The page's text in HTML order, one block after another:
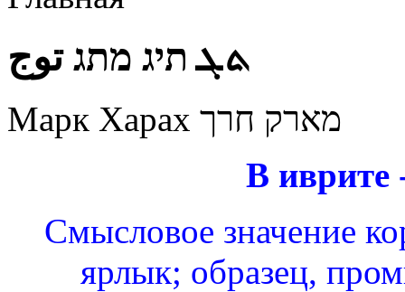
ܬܓ תיג מתג توج
Марк Харах מארק חרך
В иврите
Смысловое значение
ярлык; образец,